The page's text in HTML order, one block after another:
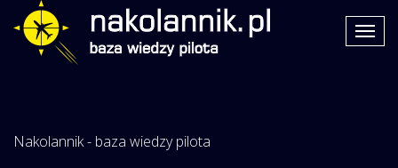
Nakolannik - baza wiedzy pilota